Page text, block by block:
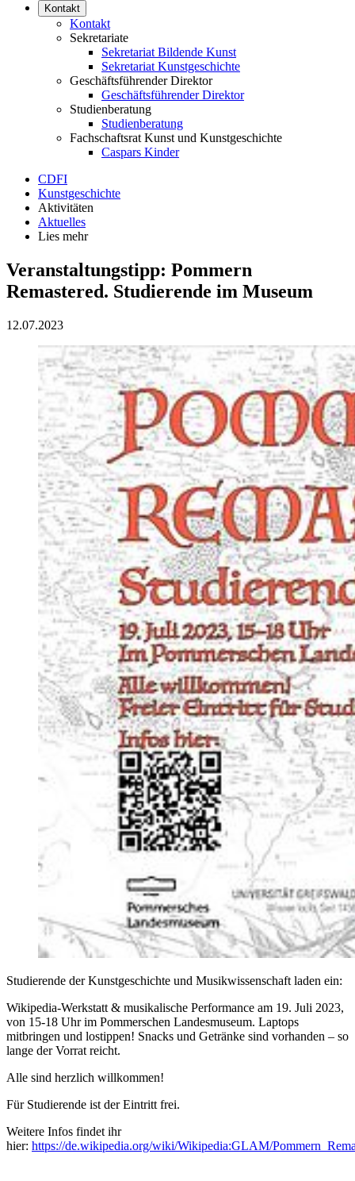
Kontakt
Kontakt
Sekretariate
Sekretariat Bildende Kunst
Sekretariat Kunstgeschichte
Geschäftsführender Direktor
Geschäftsführender Direktor
Studienberatung
Studienberatung
Fachschaftsrat Kunst und Kunstgeschichte
Caspars Kinder
CDFI
Kunstgeschichte
Aktivitäten
Aktuelles
Lies mehr
Veranstaltungstipp: Pommern
Remastered. Studierende im Museum
12.07.2023
Studierende der Kunstgeschichte und Musikwissenschaft laden ein:
Wikipedia-Werkstatt & musikalische Performance am 19. Juli 2023,
von 15-18 Uhr im Pommerschen Landesmuseum. Laptops
mitbringen und lostippen! Snacks und Getränke sind vorhanden – so
lange der Vorrat reicht.
Alle sind herzlich willkommen!
Für Studierende ist der Eintritt frei.
Weitere Infos findet ihr
hier: https://de.wikipedia.org/wiki/Wikipedia:GLAM/